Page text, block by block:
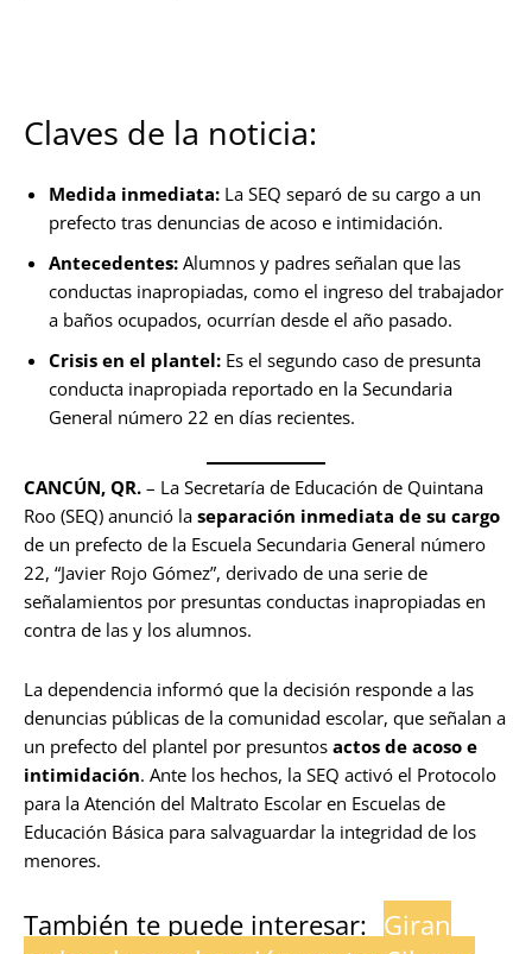
Claves de la noticia:
Medida inmediata: La SEQ separó de su cargo a un
prefecto tras denuncias de acoso e intimidación.
Antecedentes: Alumnos y padres señalan que las
conductas inapropiadas, como el ingreso del trabajador
a baños ocupados, ocurrían desde el año pasado.
Crisis en el plantel: Es el segundo caso de presunta
conducta inapropiada reportado en la Secundaria
General número 22 en días recientes.
CANCÚN, QR. – La Secretaría de Educación de Quintana
Roo (SEQ) anunció la separación inmediata de su cargo
de un prefecto de la Escuela Secundaria General número
22, “Javier Rojo Gómez”, derivado de una serie de
señalamientos por presuntas conductas inapropiadas en
contra de las y los alumnos.
La dependencia informó que la decisión responde a las
denuncias públicas de la comunidad escolar, que señalan a
un prefecto del plantel por presuntos actos de acoso e
intimidación. Ante los hechos, la SEQ activó el Protocolo
para la Atención del Maltrato Escolar en Escuelas de
Educación Básica para salvaguardar la integridad de los
menores.
También te puede interesar: Giran